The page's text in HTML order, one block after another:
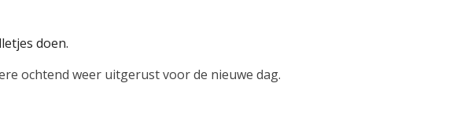
doen.
ochtend weer uitgerust voor de nieuwe dag.